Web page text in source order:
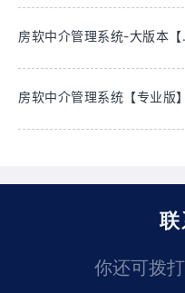
房软中
你还可拨